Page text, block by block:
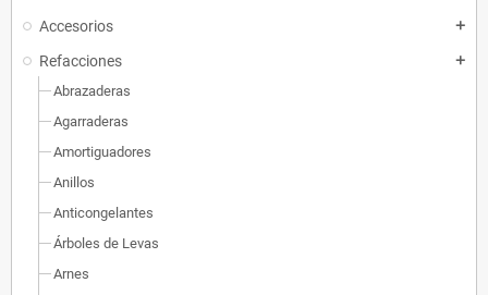
Accesorios add
Refacciones add
Abrazaderas
Agarraderas
Amortiguadores
Anillos
Anticongelantes
Árboles de Levas
Arnes